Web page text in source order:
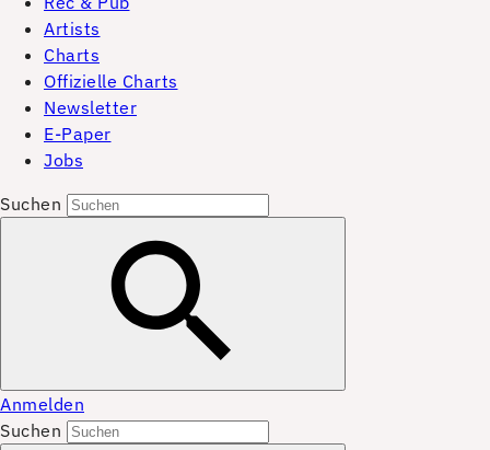
Artists
Charts
Offizielle Charts
Newsletter
E-Paper
Jobs
Suchen
Anmelden
Suchen